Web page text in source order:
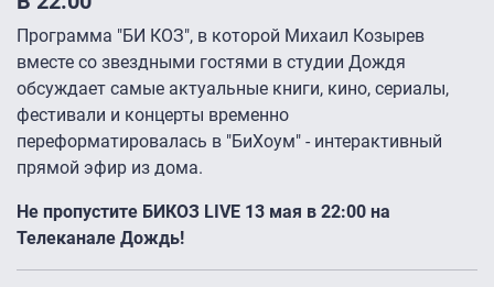
Программа "БИ КОЗ", в которой Михаил Козырев
вместе со звездными гостями в студии Дождя
обсуждает самые актуальные книги, кино, сериалы,
фестивали и концерты временно
переформатировалась в "БиХоум" - интерактивный
прямой эфир из дома.
Не пропустите БИКОЗ LIVE 13 мая в 22:00 на
Телеканале Дождь!